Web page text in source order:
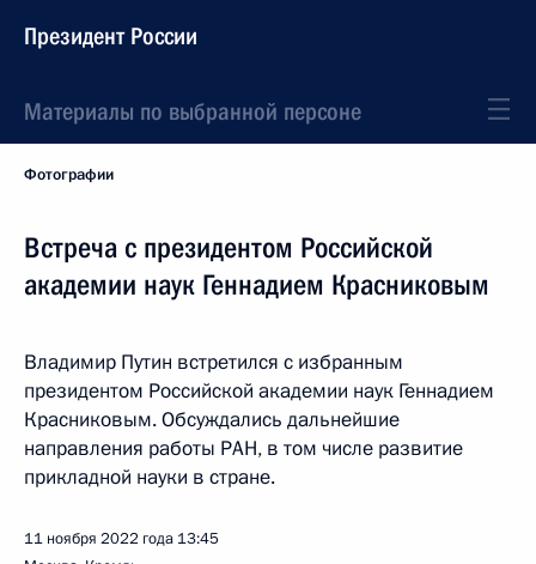
Президент России
Материалы по выбранной персоне
Фотографии
Встреча с президентом Российской
академии наук Геннадием Красниковым
Владимир Путин встретился с избранным
президентом Российской академии наук Геннадием
Красниковым. Обсуждались дальнейшие
направления работы РАН, в том числе развитие
прикладной науки в стране.
11 ноября 2022 года 13:45